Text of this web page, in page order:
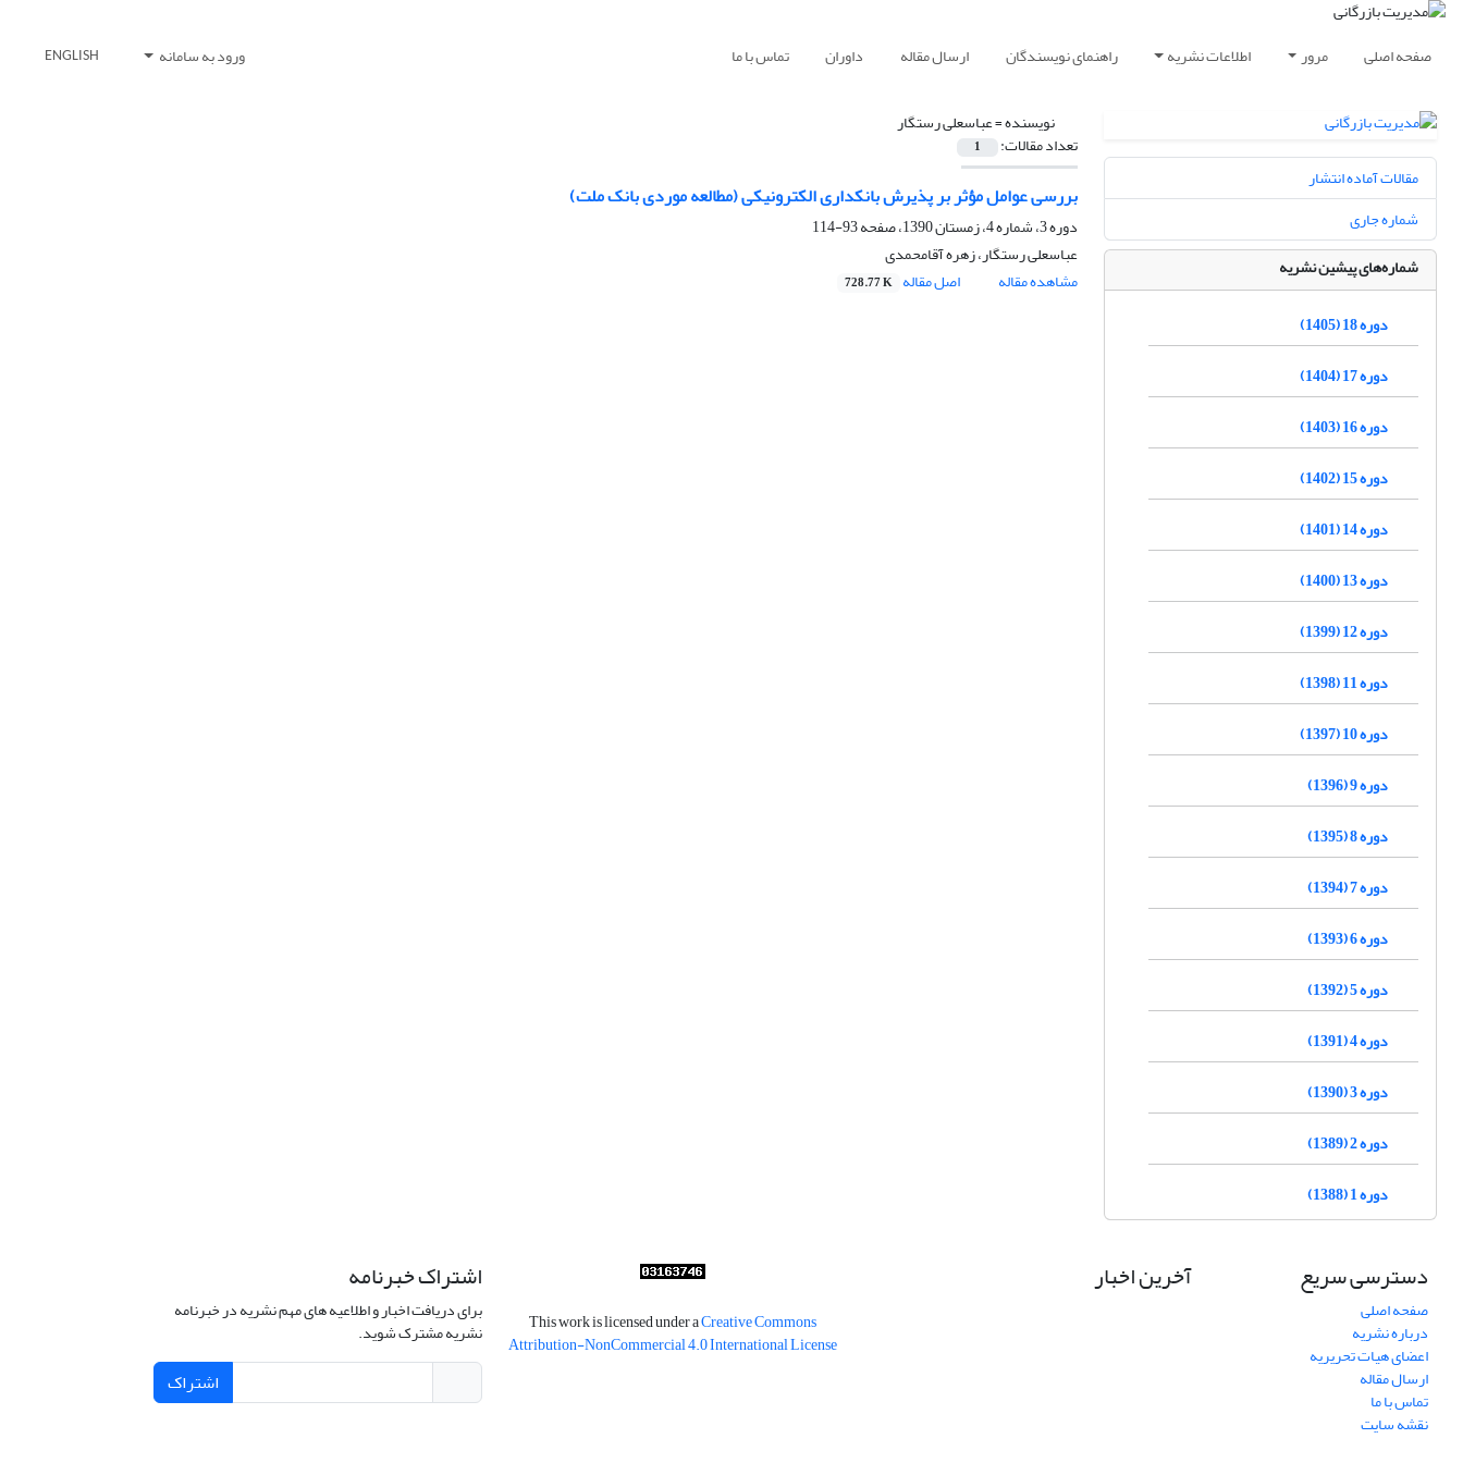
صفحه اصلی مرور اطلاعات نشریه راهنمای نویسندگان ارسال مقاله داوران تماس با ما ورود به سامانه ENGLISH
نویسنده =عباسعلی رستگار
تعداد مقالات: 1
بررسی عوامل مؤثر بر پذیرش بانکداری الکترونیکی (مطالعه موردی بانک ملت)
دوره 3، شماره 4، زمستان 1390، صفحه
93-114
عباسعلی رستگار، زهره آقامحمدی
مشاهده مقاله
اصل مقاله 728.77 K
مقالات آماده انتشار
شماره جاری
شماره‌های پیشین نشریه
دوره 18 (1405)
دوره 17 (1404)
دوره 16 (1403)
دوره 15 (1402)
دوره 14 (1401)
دوره 13 (1400)
دوره 12 (1399)
دوره 11 (1398)
دوره 10 (1397)
دوره 9 (1396)
دوره 8 (1395)
دوره 7 (1394)
دوره 6 (1393)
دوره 5 (1392)
دوره 4 (1391)
دوره 3 (1390)
دوره 2 (1389)
دوره 1 (1388)
دسترسی سریع
صفحه اصلی
درباره نشریه
اعضای هیات تحریریه
ارسال مقاله
تماس با ما
نقشه سایت
آخرین اخبار
This work is licensed under aCreative Commons
Attribution-NonCommercial 4.0 International License
اشتراک خبرنامه
برای دریافت اخبار و اطلاعیه های مهم نشریه در خبرنامه
نشریه مشترک شوید.
اشتراک